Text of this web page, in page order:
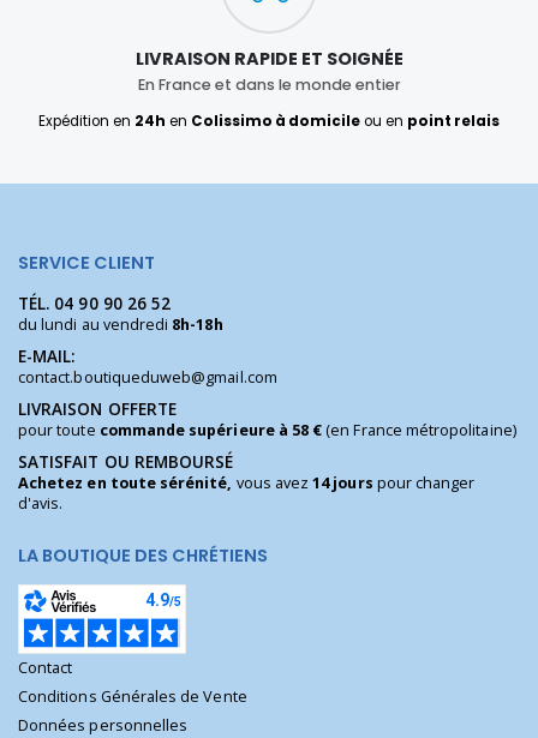
LIVRAISON RAPIDE ET SOIGNÉE
En France et dans le monde entier
Expédition en 24h en Colissimo à domicileou en point relais
SERVICE CLIENT
TÉL. 04 90 90 26 52
du lundi au vendredi 8h-18h
E-MAIL:
contact.boutiqueduweb@gmail.com
LIVRAISON OFFERTE
pour toute commande supérieure à 58 €(en France métropolitaine)
SATISFAIT OU REMBOURSÉ
Achetez en toute sérénité, vous avez14 jours pour changer
d'avis.
LA BOUTIQUE DES CHRÉTIENS
Contact
Conditions Générales de Vente
Données personnelles